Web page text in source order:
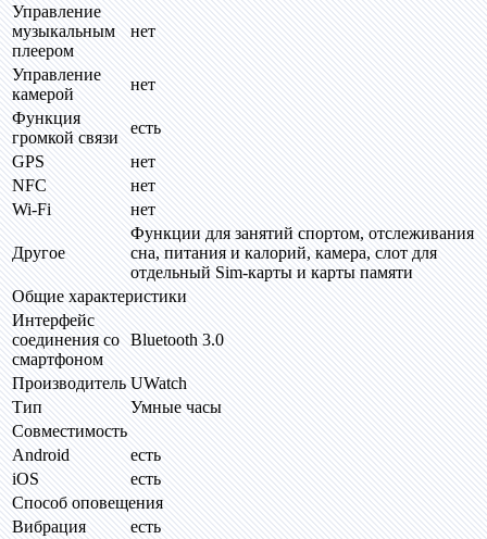
Управление
музыкальным
плеером
нет
Управление
камерой
нет
Функция
громкой связи
есть
GPS
нет
NFC
нет
Wi-Fi
нет
Другое
Функции для занятий спортом, отслеживания
сна, питания и калорий, камера, слот для
отдельный Sim-карты и карты памяти
Общие характеристики
Интерфейс
соединения со
смартфоном
Bluetooth 3.0
Производитель UWatch
Тип
Умные часы
Совместимость
Android
есть
iOS
есть
Способ оповещения
Вибрация
есть